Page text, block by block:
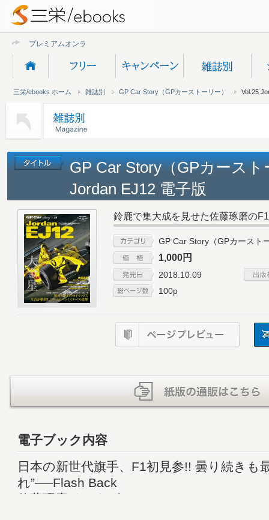
プレミアムオンライン新規
三栄/ebooks ホーム 雑誌別 GP Car Story（GPカーストーリー） Vol.25
GP Car Story（GPカースト
Jordan EJ12 電子版
鈴鹿で集大成を見せた佐藤琢磨の
GP Car Story（GPカースト
1,000円
2018.10.09
100p
電子ブック内容
日本の新世代旗手、F1初見参!! 曇り続きも
れ”──Flash Back
佐藤琢磨インタビュー